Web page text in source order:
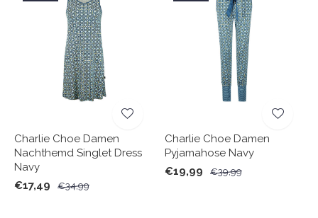
Charlie Choe Damen
Nachthemd Singlet Dress
Navy
€17,49
€34,99
Charlie Choe Damen
Pyjamahose Navy
€19,99
€39,99